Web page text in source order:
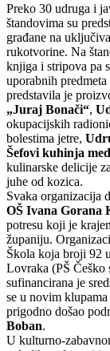
Preko 30 udruga i
štandovima su
građane na
rukotvorine. Na
knjiga i stripova pa
uporabnih
predstavila je
„Juraj Bonači“,
okupacijskih
bolestima jetre,
Šefovi kuhinja
kulinarske delicije
juhe od kozica.
Svaka organizacija
OŠ Ivana Gorana
potresu koji je
županiju.
Škola koja broji 92
Lovraka (PŠ Češko
sufinancirana je
se u novim
prigodno došao
Boban.
U kulturno-